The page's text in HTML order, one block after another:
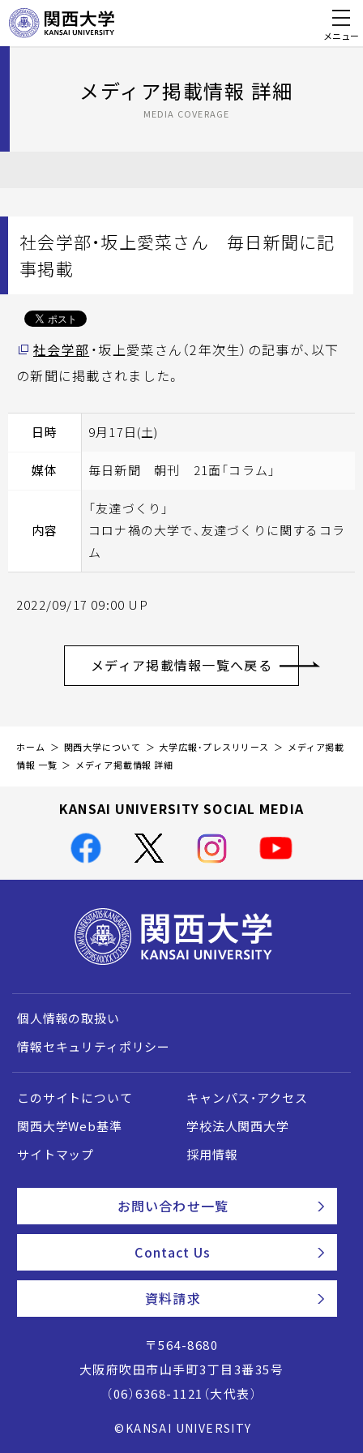
メニュー
メディア掲載情報 詳細
MEDIA COVERAGE
社会学部・坂上愛菜さん 毎日新聞に記
事掲載
社会学部 ・坂上愛菜さん（2年次生）の記事が、以下
の新聞に掲載されました。
日時 9月17日(土)
媒体 毎日新聞 朝刊 21面「コラム」
内容
「友達づくり」
コロナ禍の大学で、友達づくりに関するコラ
ム
2022/09/17 09:00 UP
メディア掲載情報一覧へ戻る
ホーム 関西大学について 大学広報・プレスリリース
メディア掲載
情報 一覧
メディア掲載情報 詳細
KANSAI UNIVERSITY SOCIAL MEDIA
個人情報の取扱い
情報セキュリティポリシー
このサイトについて
キャンパス・アクセス
関西大学Web基準
学校法人関西大学
サイトマップ
採用情報
お問い合わせ一覧
Contact Us
資料請求
〒564-8680
大阪府吹田市山手町3丁目3番35号
（06）6368-1121（大代表）
©KANSAI UNIVERSITY